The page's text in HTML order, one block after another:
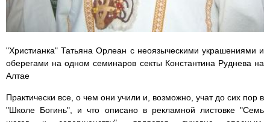
"Христианка" Татьяна Орлеан с неоязыческими украшениями и
оберегами на одном семинаров секты Константина Руднева на
Алтае
Практически все, о чем они учили и, возможно, учат до сих пор в
"Школе Богинь", и что описано в рекламной листовке "Семь